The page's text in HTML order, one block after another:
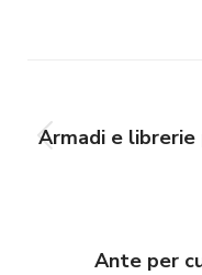
Armadi e
Ante per